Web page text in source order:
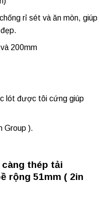
rỉ sét và ăn mòn, giúp
200mm
lót được tôi cứng giúp
Group ).
thép tải
rộng 51mm ( 2in